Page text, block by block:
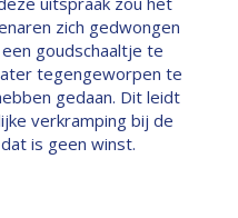
zich gedwongen
goudschaaltje te
tegengeworpen te
gedaan. Dit leidt
verkramping bij de
is geen winst.